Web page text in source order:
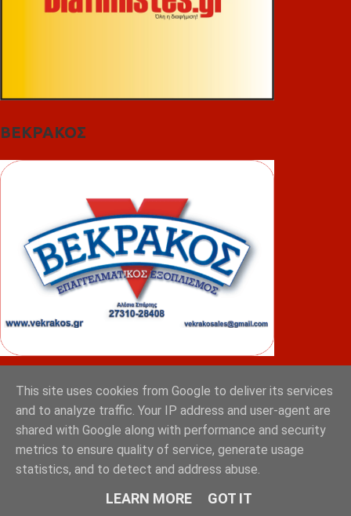
ΒΕΚΡΑΚΟΣ
ΦΟΥΝΤΑΣ
This site uses cookies from Google to deliver its services
and to analyze traffic. Your IP address and user-agent are
shared with Google along with performance and security
metrics to ensure quality of service, generate usage
statistics, and to detect and address abuse.
LEARN MORE GOT IT